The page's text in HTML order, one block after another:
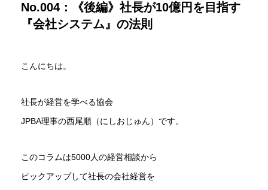
No.004：《後編》社長が10億円を目指す
『会社システム』の法則
こんにちは。
社長が経営を学べる協会
JPBA理事の西尾順（にしおじゅん）です。
このコラムは5000人の経営相談から
ピックアップして社長の会社経営を